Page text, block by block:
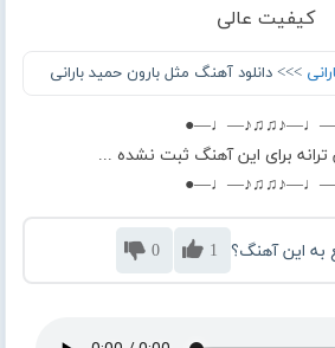
کیفیت عالی
>>> دانلود آهنگ مثل بارون حمید بارانی
برای این آهنگ ثبت نشده ...
به این آهنگ؟ 1
0